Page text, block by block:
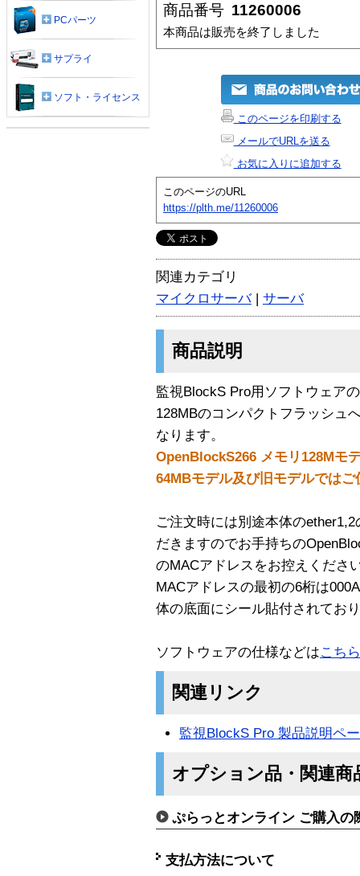
商品番号 11260006
本商品は販売を終了しました
このページを印刷する
メールでURLを送る
お気に入りに追加する
このページのURL
https://plth.me/11260006
関連カテゴリ
マイクロサーバ| サーバ
商品説明
監視BlockS Pro用ソフトウェア
128MBのコンパクトフラッシュ
なります。
OpenBlockS266 メモリ128Mモ
64MBモデル及び旧モデルでは
ご注文時には別途本体の
だきますのでお手持ちの
のMACアドレスをお控えくださ
MACアドレスの最初の6桁は
体の底面にシール貼付されてお
ソフトウェアの仕様などはこち
関連リンク
監視BlockS Pro 製品説明ペ
オプション品・関連商
ぷらっとオンライン ご購入の
支払方法について
PCパーツ
サプライ
ソフト・ライセンス